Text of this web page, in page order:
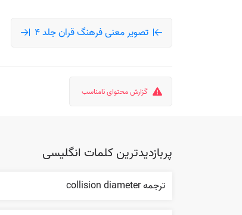
تصویر معنی فرهنگ قران جلد 4
گزارش محتوای نامناسب
پربازدیدترین کلمات انگلیسی
ترجمه collision diameter